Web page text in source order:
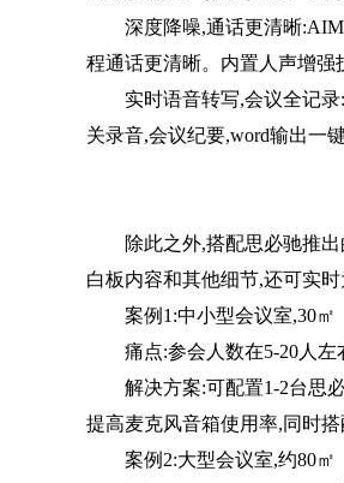
深度降噪,通话更清晰
程通话更清晰。内置人声增强
实时语音转写,会议全记录:
关录音,会议纪要,word输出一键
除此之外,搭配思必驰推出的
白板内容和其他细节,还可实
案例1:中小型会议室,30㎡
痛点:参会人数在5-20人左
解决方案:可配置1-2台思必
提高麦克风音箱使用率,同时搭
案例2:大型会议室,约80㎡